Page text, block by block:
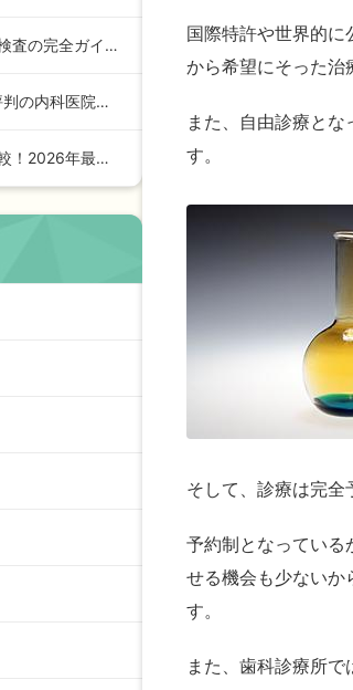
国際特許や世界的
から希望にそった治
また、自由診療と
す。
そして、診療は完全
予約制となっている
せる機会も少ないか
す。
また、歯科診療所で
品川区で受ける大腸カメラ検査の完全ガイド【2026年最新版】
【2026年最新】八尾市で評判の内科医院トップガイド：安心の…
堺市で評判の眼科を徹底比較！2026年最新ランキングと選び方…